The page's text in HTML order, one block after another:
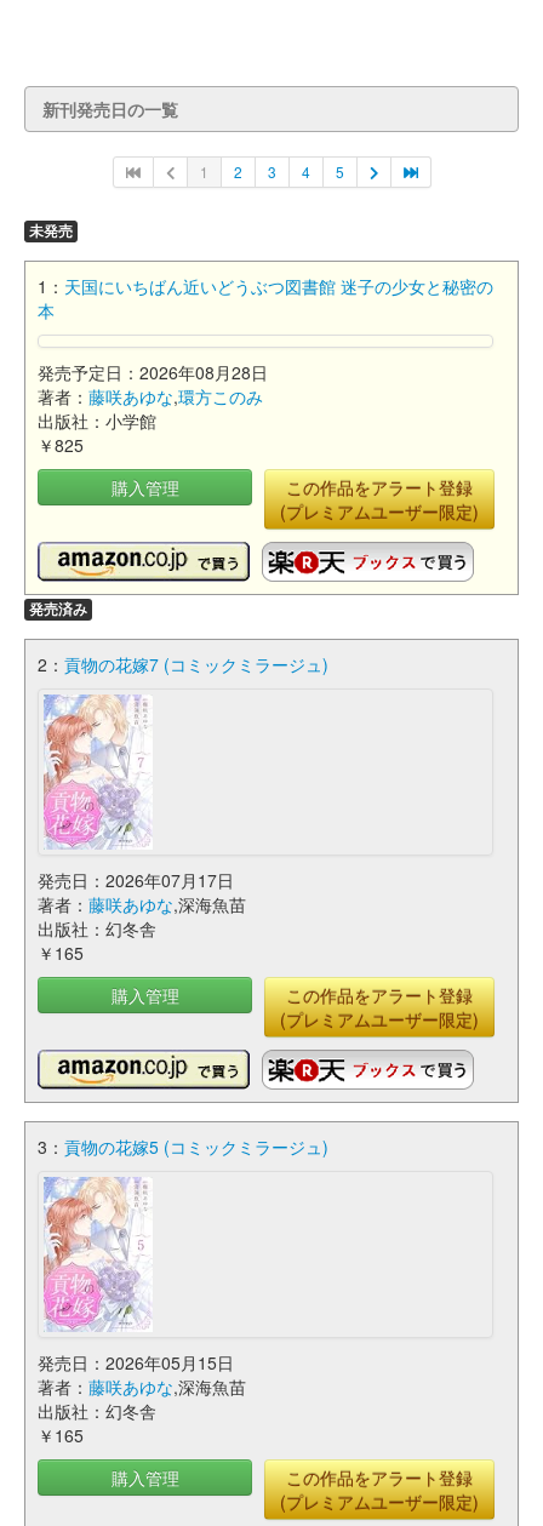
新刊発売日の一覧
1 2 3 4 5
未発売
1： 天国にいちばん近いどうぶつ図書館 迷子の少女と秘密の
本
発売予定日：2026年08月28日
著者： 藤咲あゆな,環方このみ
出版社：小学館
￥825
購入管理
この作品をアラート登録
(プレミアムユーザー限定)
発売済み
2： 貢物の花嫁7 (コミックミラージュ)
発売日：2026年07月17日
著者： 藤咲あゆな,深海魚苗
出版社：幻冬舎
￥165
購入管理
この作品をアラート登録
(プレミアムユーザー限定)
3： 貢物の花嫁5 (コミックミラージュ)
発売日：2026年05月15日
著者： 藤咲あゆな,深海魚苗
出版社：幻冬舎
￥165
購入管理
この作品をアラート登録
(プレミアムユーザー限定)